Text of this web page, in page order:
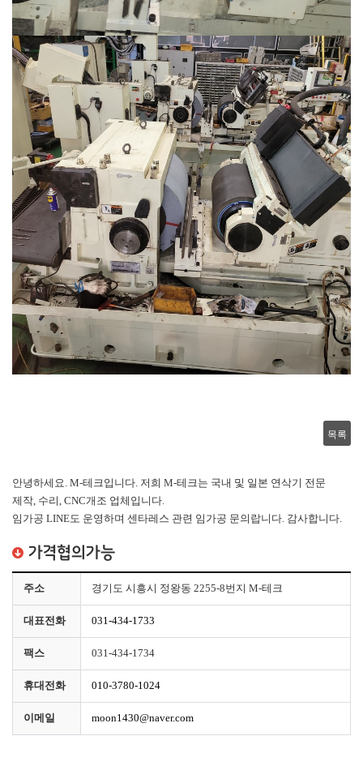
목록
안녕하세요. M-테크입니다. 저희 M-테크는 국내 및 일본 연삭기 전문
제작, 수리, CNC개조 업체입니다.
임가공 LINE도 운영하며 센타레스 관련 임가공 문의랍니다. 감사합니다.
가격협의가능
주소 경기도 시흥시 정왕동 2255-8번지 M-테크
대표전화 031-434-1733
팩스 031-434-1734
휴대전화 010-3780-1024
이메일 moon1430@naver.com